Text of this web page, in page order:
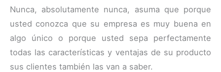
Nunca, absolutamente nunca, asuma que porque
usted conozca que su empresa es muy buena en
algo único o porque usted sepa perfectamente
todas las características y ventajas de su producto
sus clientes también las van a saber.